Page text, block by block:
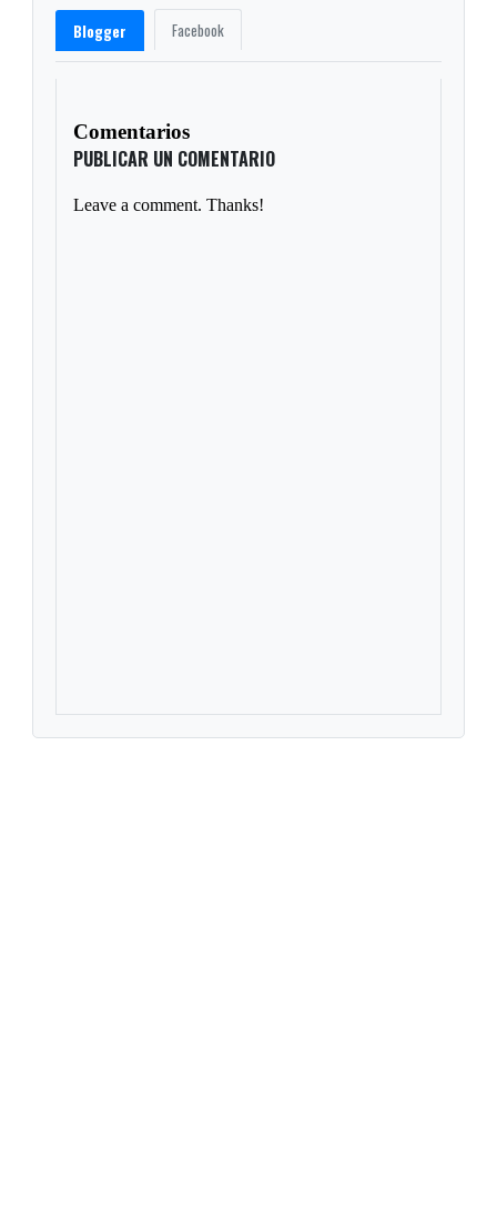
Blogger Facebook
Comentarios
PUBLICAR UN COMENTARIO
Leave a comment. Thanks!